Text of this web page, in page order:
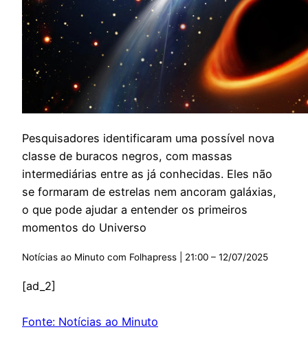
Pesquisadores identificaram uma possível nova
classe de buracos negros, com massas
intermediárias entre as já conhecidas. Eles não
se formaram de estrelas nem ancoram galáxias,
o que pode ajudar a entender os primeiros
momentos do Universo
Notícias ao Minuto com Folhapress | 21:00 – 12/07/2025
[ad_2]
Fonte: Notícias ao Minuto